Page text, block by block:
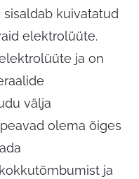
kuivatatud
elektrolüüte.
ja on
välja
olema õiges
ja